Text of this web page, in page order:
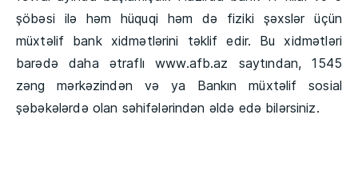
şöbəsi ilə həm hüquqi həm də fiziki şəxslər üçün
müxtəlif bank xidmətlərini təklif edir. Bu xidmətləri
barədə daha ətraflı www.afb.az saytından, 1545
zəng mərkəzindən və ya Bankın müxtəlif sosial
şəbəkələrdə olan səhifələrindən əldə edə bilərsiniz.